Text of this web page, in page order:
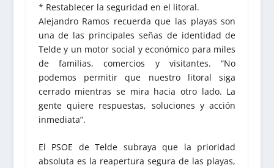
* Restablecer la seguridad en el litoral.
Alejandro Ramos recuerda que las playas son
una de las principales señas de identidad de
Telde y un motor social y económico para miles
de familias, comercios y visitantes. “No
podemos permitir que nuestro litoral siga
cerrado mientras se mira hacia otro lado. La
gente quiere respuestas, soluciones y acción
inmediata”.
El PSOE de Telde subraya que la prioridad
absoluta es la reapertura segura de las playas,